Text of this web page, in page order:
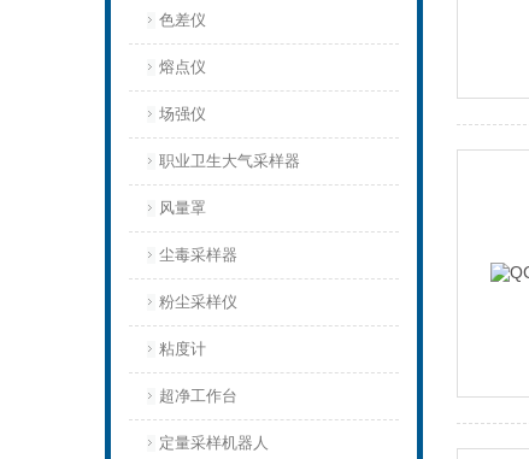
色差仪
熔点仪
场强仪
职业卫生大气采样器
风量罩
尘毒采样器
粉尘采样仪
粘度计
超净工作台
定量采样机器人